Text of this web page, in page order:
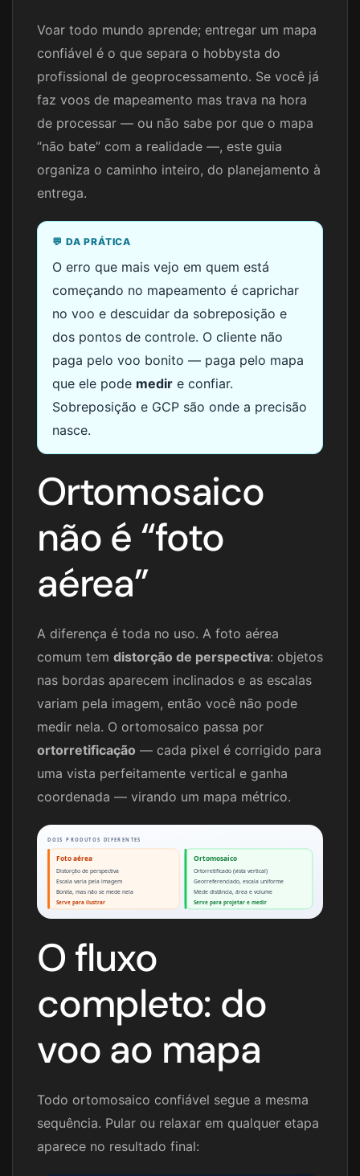
Voar todo mundo aprende; entregar um mapa
confiável é o que separa o hobbysta do
profissional de geoprocessamento. Se você já
faz voos de mapeamento mas trava na hora
de processar — ou não sabe por que o mapa
“não bate” com a realidade —, este guia
organiza o caminho inteiro, do planejamento à
entrega.
💬 DA PRÁTICA
O erro que mais vejo em quem está
começando no mapeamento é caprichar
no voo e descuidar da sobreposição e
dos pontos de controle. O cliente não
paga pelo voo bonito — paga pelo mapa
que ele pode medir e confiar.
Sobreposição e GCP são onde a precisão
nasce.
Ortomosaico
não é “foto
aérea”
A diferença é toda no uso. A foto aérea
comum tem distorção de perspectiva: objetos
nas bordas aparecem inclinados e as escalas
variam pela imagem, então você não pode
medir nela. O ortomosaico passa por
ortorretificação — cada pixel é corrigido para
uma vista perfeitamente vertical e ganha
coordenada — virando um mapa métrico.
DOIS PRODUTOS DIFERENTES
Foto aérea
Distorção de perspectiva
Escala varia pela imagem
Bonita, mas não se mede nela
Serve para ilustrar
Ortomosaico
Ortorretificado (vista vertical)
Georreferenciado, escala uniforme
Mede distância, área e volume
Serve para projetar e medir
O fluxo
completo: do
voo ao mapa
Todo ortomosaico confiável segue a mesma
sequência. Pular ou relaxar em qualquer etapa
aparece no resultado final: